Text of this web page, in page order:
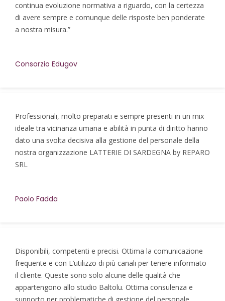
continua evoluzione normativa a riguardo, con la certezza
di avere sempre e comunque delle risposte ben ponderate
a nostra misura.”
Consorzio Edugov
Professionali, molto preparati e sempre presenti in un mix
ideale tra vicinanza umana e abilità in punta di diritto hanno
dato una svolta decisiva alla gestione del personale della
nostra organizzazione LATTERIE DI SARDEGNA by REPARO
SRL
Paolo Fadda
Disponibili, competenti e precisi. Ottima la comunicazione
frequente e con L’utilizzo di più canali per tenere informato
il cliente. Queste sono solo alcune delle qualità che
appartengono allo studio Baltolu. Ottima consulenza e